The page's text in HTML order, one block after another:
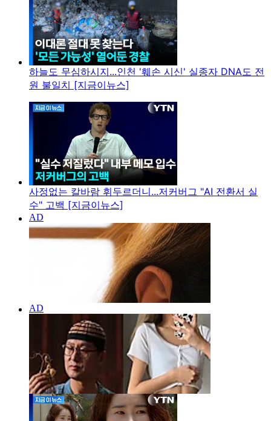
하늘도 무심하시지...인천 '훼손 시신' 실종자 DNA도 전
원 불일치 [지금이뉴스]
사정없는 칼바람 휘두르더니...저커버그 "AI 전환서 실
수" 고백 [지금이뉴스]